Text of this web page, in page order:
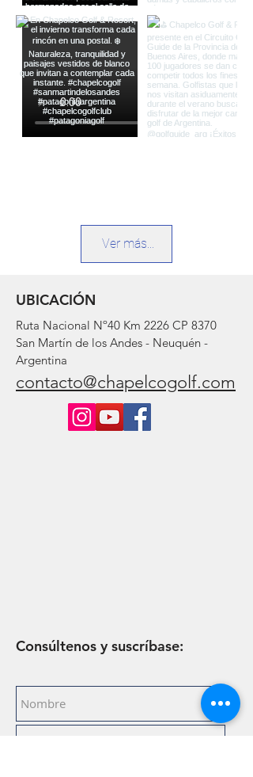
Ver más...
UBICACIÓN
Ruta Nacional Nº40 Km 2226 CP 8370
San Martín de los Andes - Neuquén -
Argentina
contacto@chapelcogolf.com
Consúltenos y suscríbase: